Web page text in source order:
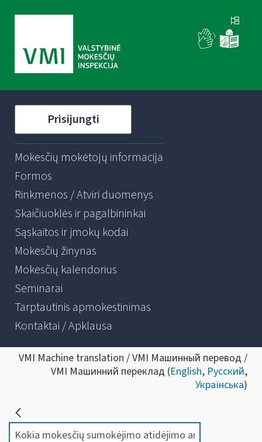
Prisijungti
Mokesčių mokėtojų informacija
Formos
Rinkmenos / Atviri duomenys
Skaičiuoklės ir pagalbininkai
Sąskaitos ir įmokų kodai
Mokesčių žinynas
Mokesčių kalendorius
Seminarai
Tarptautinis apmokestinimas
Kontaktai / Apklausa
VMI Machine translation / VMI Машинный перевод /
VMI Машинний переклад (English, Русский,
Українська)